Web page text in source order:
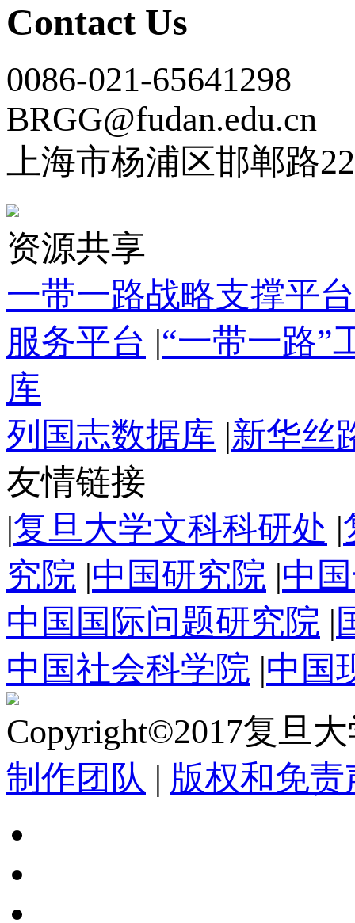
Contact Us
0086-021-65641298
BRGG@fudan.edu.cn
上海市杨浦区邯郸路
资源共享
一带一路战略支撑平台
服务平台 |“一带一路”
库
列国志数据库 |新华丝
友情链接
|复旦大学文科科研处 |
究院 |中国研究院 |中
中国国际问题研究院 |
中国社会科学院 |中国
Copyright©2017复旦
制作团队 | 版权和免责